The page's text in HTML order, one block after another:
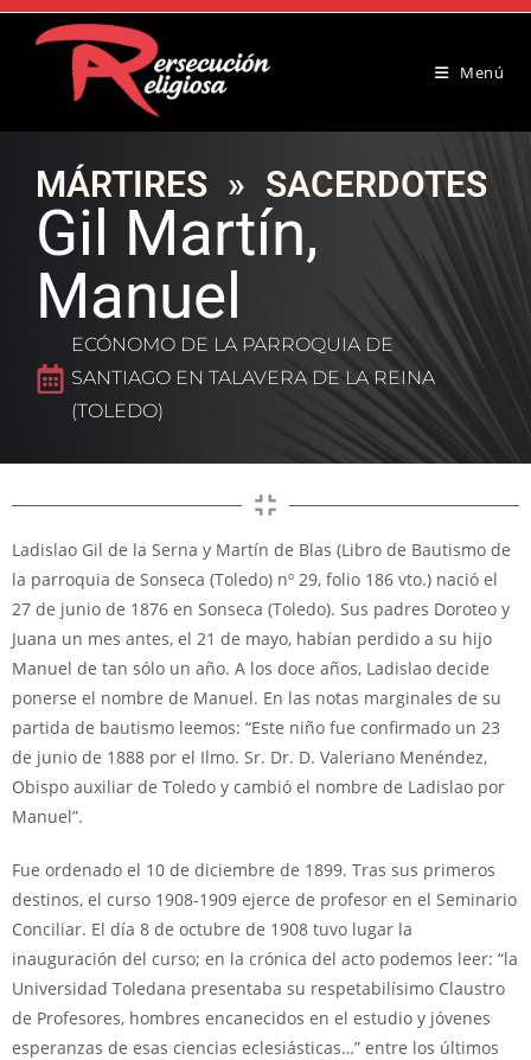
Menú
MÁRTIRES » SACERDOTES
Gil Martín,
Manuel
ECÓNOMO DE LA PARROQUIA DE
SANTIAGO EN TALAVERA DE LA REINA
(TOLEDO)
Ladislao Gil de la Serna y Martín de Blas (Libro de Bautismo de
la parroquia de Sonseca (Toledo) nº 29, folio 186 vto.) nació el
27 de junio de 1876 en Sonseca (Toledo). Sus padres Doroteo y
Juana un mes antes, el 21 de mayo, habían perdido a su hijo
Manuel de tan sólo un año. A los doce años, Ladislao decide
ponerse el nombre de Manuel. En las notas marginales de su
partida de bautismo leemos: “Este niño fue confirmado un 23
de junio de 1888 por el Ilmo. Sr. Dr. D. Valeriano Menéndez,
Obispo auxiliar de Toledo y cambió el nombre de Ladislao por
Manuel”.
Fue ordenado el 10 de diciembre de 1899. Tras sus primeros
destinos, el curso 1908-1909 ejerce de profesor en el Seminario
Conciliar. El día 8 de octubre de 1908 tuvo lugar la
inauguración del curso; en la crónica del acto podemos leer: “la
Universidad Toledana presentaba su respetabilísimo Claustro
de Profesores, hombres encanecidos en el estudio y jóvenes
esperanzas de esas ciencias eclesiásticas…” entre los últimos